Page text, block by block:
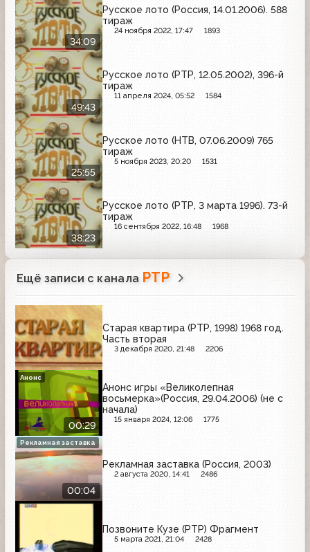
34:09
Русское лото (Россия, 14.01.2006). 588
тираж
24 ноября 2022, 17:47 1893
49:43
Русское лото (РТР, 12.05.2002), 396-й
тираж
11 апреля 2024, 05:52 1584
25:55
Русское лото (НТВ, 07.06.2009) 765
тираж
5 ноября 2023, 20:20 1531
38:23
Русское лото (РТР, 3 марта 1996). 73-й
тираж
16 сентября 2022, 16:48 1968
Ещё записи с канала РТР
Старая квартира (РТР, 1998) 1968 год.
Часть вторая
3 декабря 2020, 21:48 2206
00:29
Анонс игры «Великолепная
восьмерка»(Россия, 29.04.2006) (не с
начала)
15 января 2024, 12:06 1775
Анонс
00:04
Рекламная заставка (Россия, 2003)
2 августа 2020, 14:41 2486
Рекламная заставка
Позвоните Кузе (РТР) Фрагмент
5 марта 2021, 21:04 2428